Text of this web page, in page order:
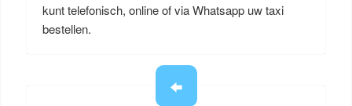
kunt telefonisch, online of via Whatsapp uw taxi
bestellen.